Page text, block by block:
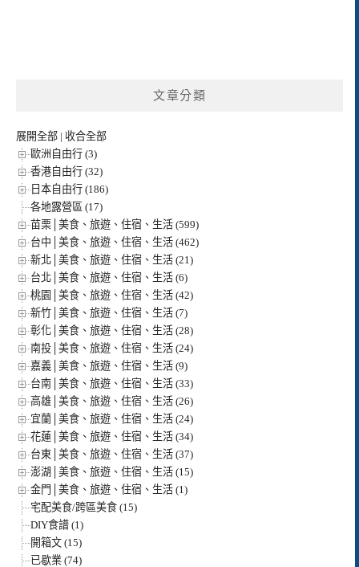
文章分類
展開全部 | 收合全部
歐洲自由行 (3)
香港自由行 (32)
日本自由行 (186)
各地露營區 (17)
苗栗│美食、旅遊、住宿、生活 (599)
台中│美食、旅遊、住宿、生活 (462)
新北│美食、旅遊、住宿、生活 (21)
台北│美食、旅遊、住宿、生活 (6)
桃園│美食、旅遊、住宿、生活 (42)
新竹│美食、旅遊、住宿、生活 (7)
彰化│美食、旅遊、住宿、生活 (28)
南投│美食、旅遊、住宿、生活 (24)
嘉義│美食、旅遊、住宿、生活 (9)
台南│美食、旅遊、住宿、生活 (33)
高雄│美食、旅遊、住宿、生活 (26)
宜蘭│美食、旅遊、住宿、生活 (24)
花蓮│美食、旅遊、住宿、生活 (34)
台東│美食、旅遊、住宿、生活 (37)
澎湖│美食、旅遊、住宿、生活 (15)
金門│美食、旅遊、住宿、生活 (1)
宅配美食/跨區美食 (15)
DIY食譜 (1)
開箱文 (15)
已歇業 (74)